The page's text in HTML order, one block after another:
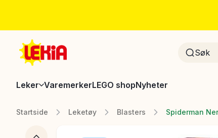
Leker VaremerkerLEGO shopNyheter
Startside Leketøy Blasters Spiderman